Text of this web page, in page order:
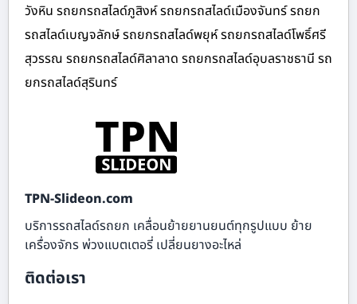
วังหิน รถยกรถสไลด์ภูสิงห์ รถยกรถสไลด์เมืองจันทร์ รถยก
รถสไลด์เบญจลักษ์ รถยกรถสไลด์พยุห์ รถยกรถสไลด์โพธิ์ศรี
สุวรรณ รถยกรถสไลด์ศิลาลาด รถยกรถสไลด์อุบลราชธานี รถ
ยกรถสไลด์สุรินทร์
TPN-Slideon.com
บริการรถสไลด์รถยก เคลื่อนย้ายยานยนต์ทุกรูปแบบ ย้าย
เครื่องจักร พ่วงแบตเตอรี่ เปลี่ยนยางอะไหล่
ติดต่อเรา